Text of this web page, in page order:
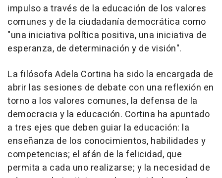
impulso a través de la educación de los valores
comunes y de la ciudadanía democrática como
"una iniciativa política positiva, una iniciativa de
esperanza, de determinación y de visión".
La filósofa Adela Cortina ha sido la encargada de
abrir las sesiones de debate con una reflexión en
torno a los valores comunes, la defensa de la
democracia y la educación. Cortina ha apuntado
a tres ejes que deben guiar la educación: la
enseñanza de los conocimientos, habilidades y
competencias; el afán de la felicidad, que
permita a cada uno realizarse; y la necesidad de